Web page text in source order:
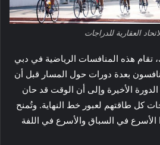
العقارية للدراجات
هذه المنافسات الرياضية في دبي
بعدة دورات حول المسار قبل أن
الأخيرة وإلى أن الوقت قد حان
كل طاقتهم لعبور خط النهاية. وتُمنح
الأسرع في السباق والأسرع في اللفة